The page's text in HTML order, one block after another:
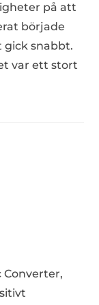
på att
började
gick snabbt.
var ett stort
Converter,